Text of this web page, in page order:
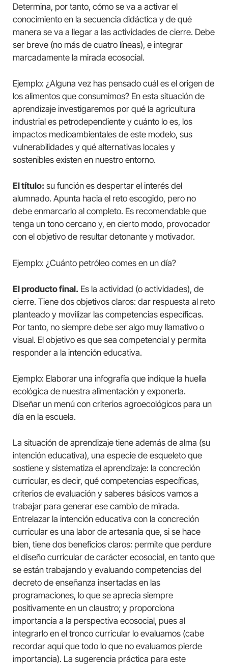
Determina, por tanto, cómo se va a activar el
conocimiento en la secuencia didáctica y de qué
manera se va a llegar a las actividades de cierre. Debe
ser breve (no más de cuatro líneas), e integrar
marcadamente la mirada ecosocial.
Ejemplo: ¿Alguna vez has pensado cuál es el origen de
los alimentos que consumimos? En esta situación de
aprendizaje investigaremos por qué la agricultura
industrial es petrodependiente y cuánto lo es, los
impactos medioambientales de este modelo, sus
vulnerabilidades y qué alternativas locales y
sostenibles existen en nuestro entorno.
El título: su función es despertar el interés del
alumnado. Apunta hacia el reto escogido, pero no
debe enmarcarlo al completo. Es recomendable que
tenga un tono cercano y, en cierto modo, provocador
con el objetivo de resultar detonante y motivador.
Ejemplo: ¿Cuánto petróleo comes en un día?
El producto final. Es la actividad (o actividades), de
cierre. Tiene dos objetivos claros: dar respuesta al reto
planteado y movilizar las competencias específicas.
Por tanto, no siempre debe ser algo muy llamativo o
visual. El objetivo es que sea competencial y permita
responder a la intención educativa.
Ejemplo: Elaborar una infografía que indique la huella
ecológica de nuestra alimentación y exponerla.
Diseñar un menú con criterios agroecológicos para un
día en la escuela.
La situación de aprendizaje tiene además de alma (su
intención educativa), una especie de esqueleto que
sostiene y sistematiza el aprendizaje: la concreción
curricular, es decir, qué competencias específicas,
criterios de evaluación y saberes básicos vamos a
trabajar para generar ese cambio de mirada.
Entrelazar la intención educativa con la concreción
curricular es una labor de artesanía que, si se hace
bien, tiene dos beneficios claros: permite que perdure
el diseño curricular de carácter ecosocial, en tanto que
se están trabajando y evaluando competencias del
decreto de enseñanza insertadas en las
programaciones, lo que se aprecia siempre
positivamente en un claustro; y proporciona
importancia a la perspectiva ecosocial, pues al
integrarlo en el tronco curricular lo evaluamos (cabe
recordar aquí que todo lo que no evaluamos pierde
importancia). La sugerencia práctica para este